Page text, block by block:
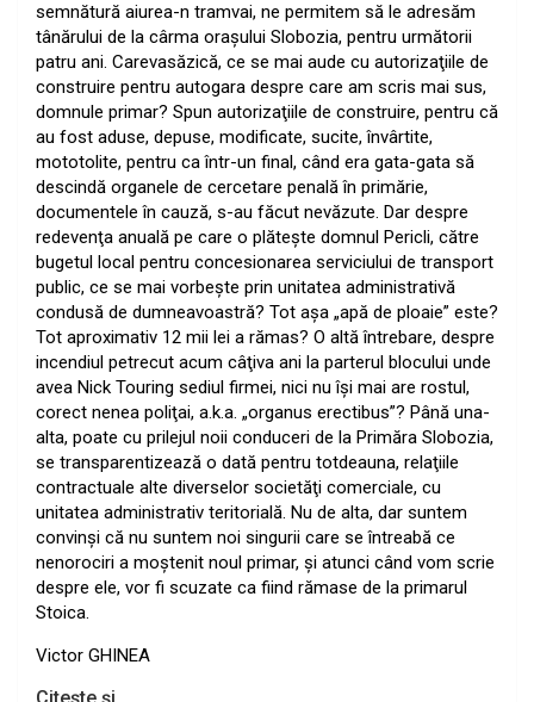
semnătură aiurea-n tramvai, ne permitem să le adresăm
tânărului de la cârma oraşului Slobozia, pentru următorii
patru ani. Carevasăzică, ce se mai aude cu autorizaţiile de
construire pentru autogara despre care am scris mai sus,
domnule primar? Spun autorizaţiile de construire, pentru că
au fost aduse, depuse, modificate, sucite, învârtite,
mototolite, pentru ca într-un final, când era gata-gata să
descindă organele de cercetare penală în primărie,
documentele în cauză, s-au făcut nevăzute. Dar despre
redevenţa anuală pe care o plăteşte domnul Pericli, către
bugetul local pentru concesionarea serviciului de transport
public, ce se mai vorbeşte prin unitatea administrativă
condusă de dumneavoastră? Tot aşa „apă de ploaie” este?
Tot aproximativ 12 mii lei a rămas? O altă întrebare, despre
incendiul petrecut acum câţiva ani la parterul blocului unde
avea Nick Touring sediul firmei, nici nu îşi mai are rostul,
corect nenea poliţai, a.k.a. „organus erectibus”? Până una-
alta, poate cu prilejul noii conduceri de la Primăra Slobozia,
se transparentizează o dată pentru totdeauna, relaţiile
contractuale alte diverselor societăţi comerciale, cu
unitatea administrativ teritorială. Nu de alta, dar suntem
convinşi că nu suntem noi singurii care se întreabă ce
nenorociri a moştenit noul primar, şi atunci când vom scrie
despre ele, vor fi scuzate ca fiind rămase de la primarul
Stoica.
Victor GHINEA